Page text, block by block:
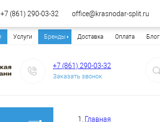
Услуги Бренды Доставка Оплата Блог
+7 (861) 290-03-32
Заказать звонок
Главная
+7 (861) 290-03-32 office@krasnodar-split.ru